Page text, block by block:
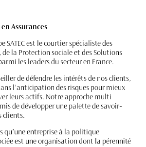
Assurances
SATEC est le courtier spécialiste des
de la Protection sociale et des Solutions
les leaders du secteur en France.
de défendre les intérêts de nos clients,
l’anticipation des risques pour mieux
leurs actifs. Notre approche multi
de développer une palette de savoir-
clients.
qu’une entreprise à la politique
est une organisation dont la pérennité